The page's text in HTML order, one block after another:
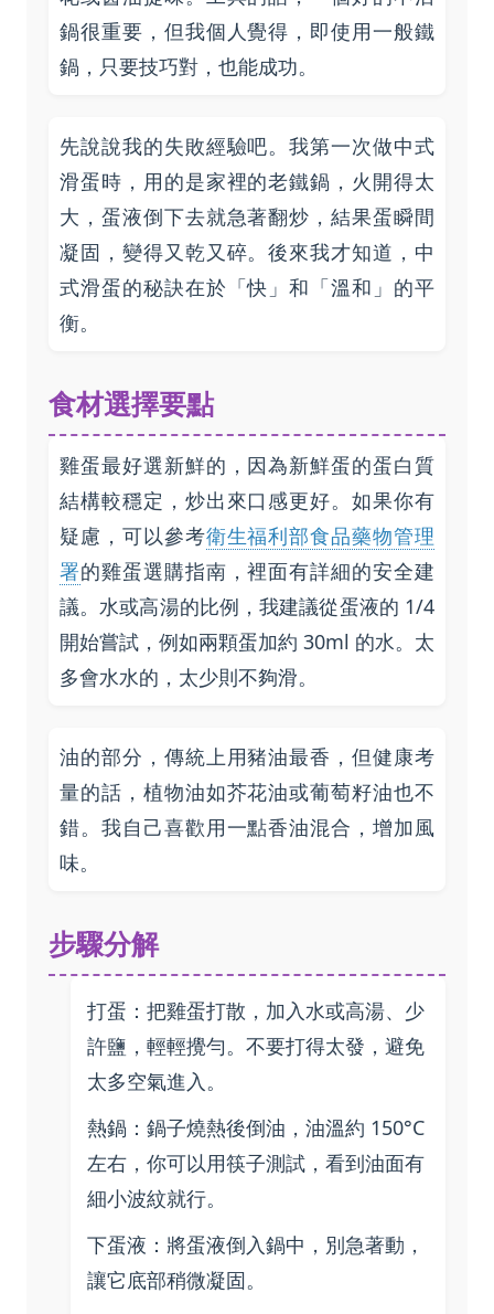
鍋很重要，但我個人覺得，即使用一般鐵
鍋，只要技巧對，也能成功。
先說說我的失敗經驗吧。我第一次做中式
滑蛋時，用的是家裡的老鐵鍋，火開得太
大，蛋液倒下去就急著翻炒，結果蛋瞬間
凝固，變得又乾又碎。後來我才知道，中
式滑蛋的秘訣在於「快」和「溫和」的平
衡。
食材選擇要點
雞蛋最好選新鮮的，因為新鮮蛋的蛋白質
結構較穩定，炒出來口感更好。如果你有
疑慮，可以參考衛生福利部食品藥物管理
署的雞蛋選購指南，裡面有詳細的安全建
議。水或高湯的比例，我建議從蛋液的 1/4
開始嘗試，例如兩顆蛋加約 30ml 的水。太
多會水水的，太少則不夠滑。
油的部分，傳統上用豬油最香，但健康考
量的話，植物油如芥花油或葡萄籽油也不
錯。我自己喜歡用一點香油混合，增加風
味。
步驟分解
打蛋：把雞蛋打散，加入水或高湯、少
許鹽，輕輕攪勻。不要打得太發，避免
太多空氣進入。
熱鍋：鍋子燒熱後倒油，油溫約 150°C
左右，你可以用筷子測試，看到油面有
細小波紋就行。
下蛋液：將蛋液倒入鍋中，別急著動，
讓它底部稍微凝固。